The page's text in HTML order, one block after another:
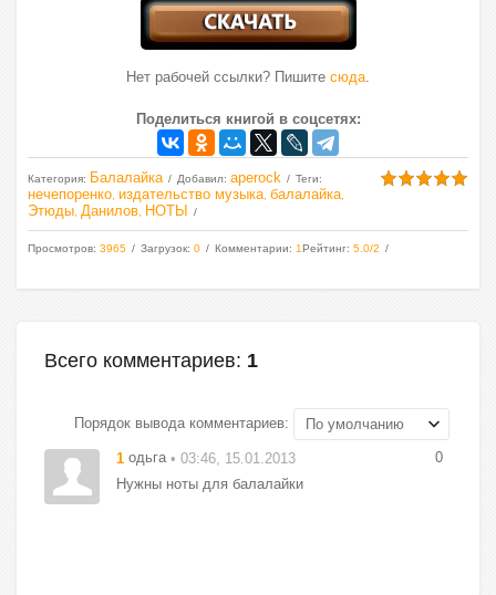
Нет рабочей ссылки? Пишите сюда.
Поделиться книгой в соцсетях:
Категория: Балалайка Добавил: aperock Теги:
нечепоренко издательство музыка балалайка
Этюды Данилов НОТЫ
Просмотров: 3965 Загрузок: 0 Комментарии: 1Рейтинг: 5.0/2
Всего комментариев: 1
Порядок вывода комментариев:
0
1 одьга • 03:46, 15.01.2013
Нужны ноты для балалайки